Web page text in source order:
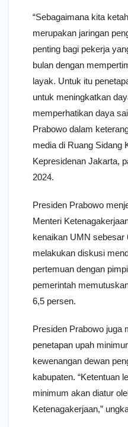
“Sebagaimana kita
merupakan jaringan
penting bagi pekerja
bulan dengan
layak. Untuk itu
untuk meningkatkan
memperhatikan daya
Prabowo dalam
media di Ruang Sidang
Kepresidenan Jakarta,
2024.
Presiden Prabowo
Menteri
kenaikan UMN sebesar
melakukan diskusi
pertemuan dengan
pemerintah
6,5 persen.
Presiden Prabowo juga
penetapan upah
kewenangan dewan
kabupaten. “Ketentuan
minimum akan diatur
Ketenagakerjaan,”